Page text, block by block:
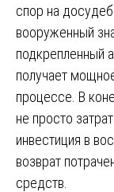
спор на
вооруженный
подкрепленный
получает
процессе. В
не просто
инвестиция в
возврат
средств.